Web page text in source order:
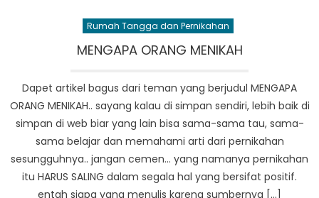
Rumah Tangga dan Pernikahan
MENGAPA ORANG MENIKAH
Dapet artikel bagus dari teman yang berjudul MENGAPA
ORANG MENIKAH.. sayang kalau di simpan sendiri, lebih baik di
simpan di web biar yang lain bisa sama-sama tau, sama-
sama belajar dan memahami arti dari pernikahan
sesungguhnya.. jangan cemen… yang namanya pernikahan
itu HARUS SALING dalam segala hal yang bersifat positif.
entah siapa yang menulis karena sumbernya […]